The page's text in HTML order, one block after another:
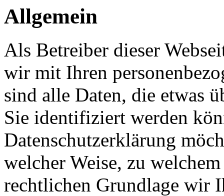
Allgemein
Als Betreiber dieser
wir mit Ihren
sind alle Daten, die etwas
Sie identifiziert werden
Datenschutzerklärung
welcher Weise, zu
rechtlichen Grundlage wir